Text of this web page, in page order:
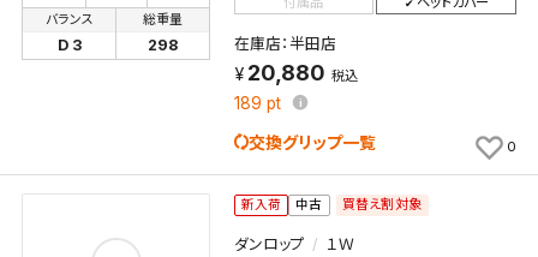
バランス
D 3
総重量
298 在庫店：半田店
20,880 税込
189 pt
交換グリップ一覧 0
新入荷 中古 買替え割対象
ダンロップ １Ｗ